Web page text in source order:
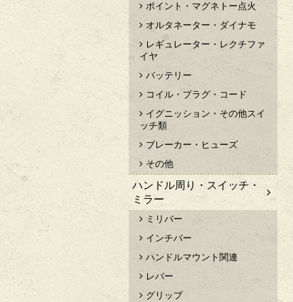
ポイント・マグネトー点火
オルタネーター・ダイナモ
レギュレーター・レクチファ
イヤ
バッテリー
コイル・プラグ・コード
イグニッション・その他スイ
ッチ類
ブレーカー・ヒューズ
その他
ハンドル周り・スイッチ・
ミラー
ミリバー
インチバー
ハンドルマウント関連
レバー
グリップ